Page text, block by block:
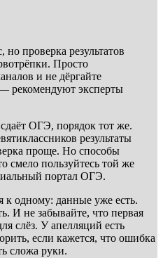
проверка результатов
Просто
и не дёргайте
рекомендуют эксперты
ОГЭ, порядок тот же.
результаты
проще. Но способы
смело пользуйтесь той же
портал ОГЭ.
к одному: данные уже есть.
И не забывайте, что первая
слёз. У апелляций есть
если кажется, что ошибка
сложа руки.